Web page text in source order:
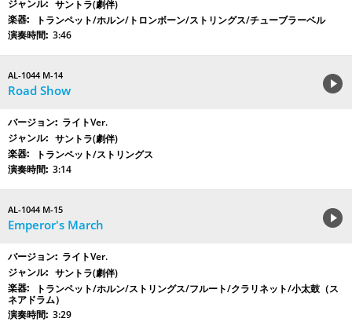
サントラ(劇伴)
トランペット/ホルン/トロンボーン/ストリングス/チューブラーベル
3:46
AL-1044 M-14
Road Show
ライトVer.
サントラ(劇伴)
トランペット/ストリングス
3:14
AL-1044 M-15
Emperor's March
ライトVer.
サントラ(劇伴)
トランペット/ホルン/ストリングス/フルート/クラリネット/小太鼓（ス
ネアドラム）
3:29